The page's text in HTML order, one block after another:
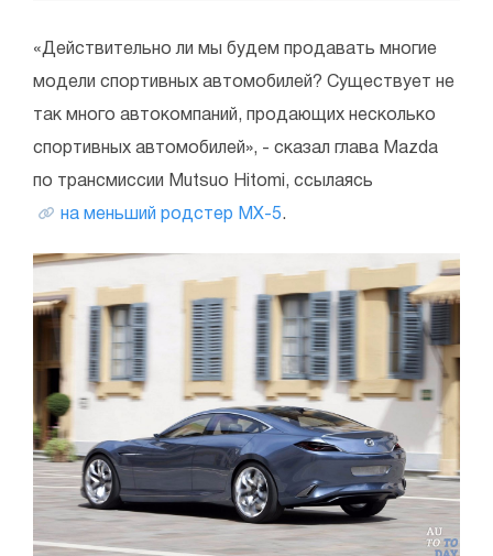
«Действительно ли мы будем продавать многие
модели спортивных автомобилей? Существует не
так много автокомпаний, продающих несколько
спортивных автомобилей», - сказал глава Mazda
по трансмиссии Mutsuo Hitomi, ссылаясь
на меньший родстер MX-5.